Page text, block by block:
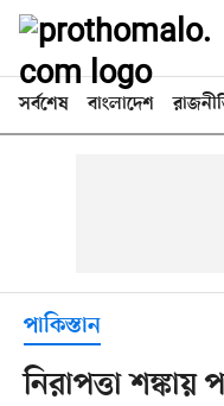
সর্বশেষ বাংলাদেশ
পাকিস্তান
নিরাপত্তা শঙ্কায়